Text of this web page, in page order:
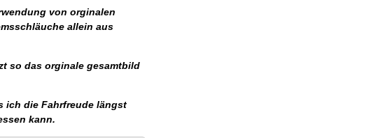
von orginalen
allein aus
so das orginale gesamtbild
ich die Fahrfreude längst
kann.